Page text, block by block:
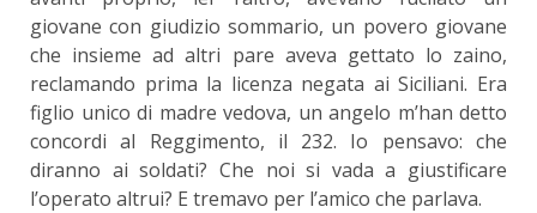
giovane con giudizio sommario, un povero giovane
che insieme ad altri pare aveva gettato lo zaino,
reclamando prima la licenza negata ai Siciliani. Era
figlio unico di madre vedova, un angelo m’han detto
concordi al Reggimento, il 232. Io pensavo: che
diranno ai soldati? Che noi si vada a giustificare
l’operato altrui? E tremavo per l’amico che parlava.